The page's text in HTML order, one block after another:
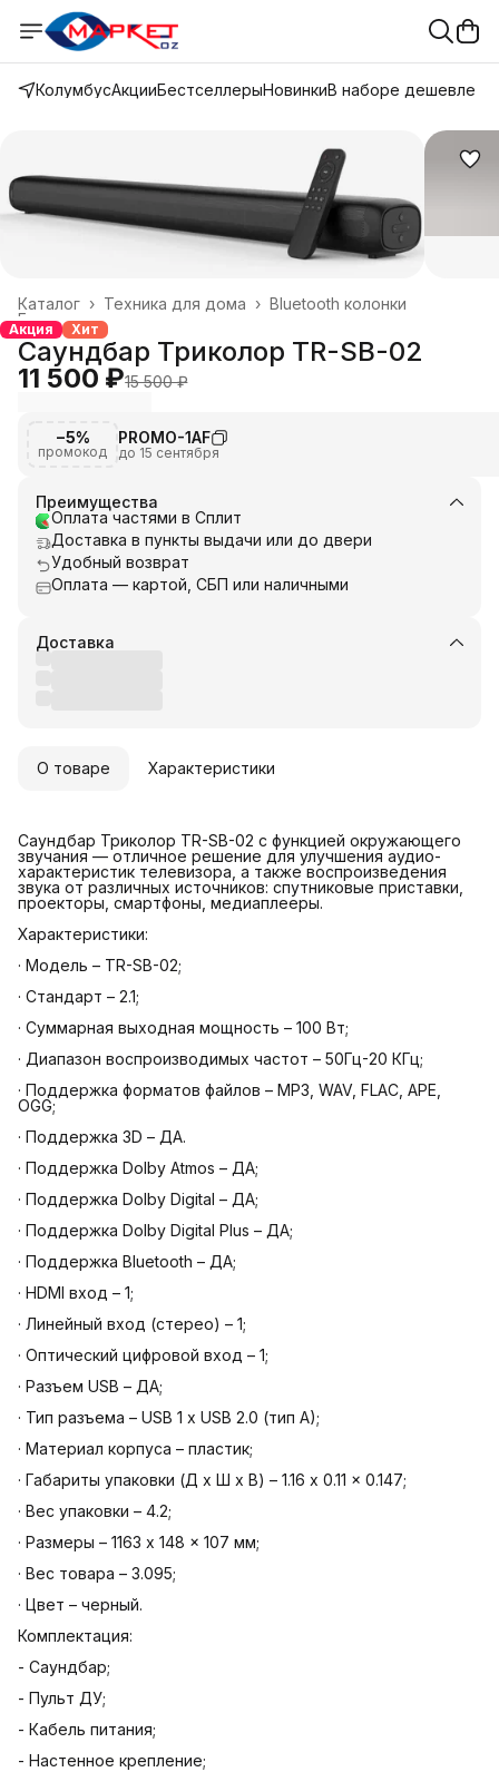
КолумбусАкцииБестселлерыНовинкиВ наборе дешевле
Bluetooth колонки
Техника для дома ›
Каталог ›
Главная ›
Акция Хит
Саундбар Триколор TR-SB-02
11 500 ₽15 500 ₽
−5%
промокод
PROMO-1AF
до 15 сентября
Преимущества
Оплата частями в Сплит
Доставка в пункты выдачи или до двери
Удобный возврат
Оплата — картой, СБП или наличными
Доставка
О товаре Характеристики
Саундбар Триколор TR-SB-02 с функцией окружающего
звучания — отличное решение для улучшения аудио-
характеристик телевизора, а также воспроизведения
звука от различных источников: спутниковые приставки,
проекторы, смартфоны, медиаплееры.
Характеристики:
· Модель – TR-SB-02;
· Стандарт – 2.1;
· Суммарная выходная мощность – 100 Вт;
· Диапазон воспроизводимых частот – 50Гц-20 КГц;
· Поддержка форматов файлов – MP3, WAV, FLAC, APE,
OGG;
· Поддержка 3D – ДА.
· Поддержка Dolby Atmos – ДА;
· Поддержка Dolby Digital – ДА;
· Поддержка Dolby Digital Plus – ДА;
· Поддержка Bluetooth – ДА;
· HDMI вход – 1;
· Линейный вход (стерео) – 1;
· Оптический цифровой вход – 1;
· Разъем USB – ДА;
· Тип разъема – USB 1 х USB 2.0 (тип A);
· Материал корпуса – пластик;
· Габариты упаковки (Д х Ш х В) – 1.16 x 0.11 x 0.147;
· Вес упаковки – 4.2;
· Размеры – 1163 x 148 x 107 мм;
· Вес товара – 3.095;
· Цвет – черный.
Комплектация:
- Саундбар;
- Пульт ДУ;
- Кабель питания;
- Настенное крепление;